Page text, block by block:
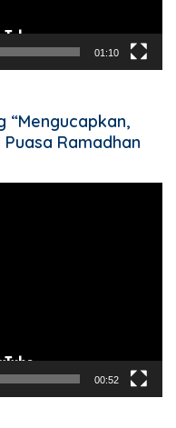
01:10
“Mengucapkan,
Ramadhan
00:52